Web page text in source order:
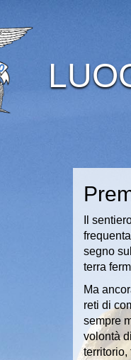
Il
segno
terra
Ma
reti di
sempre
volontà
territorio,